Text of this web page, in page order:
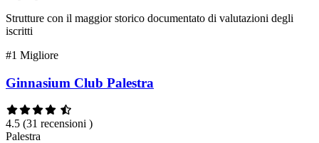
Strutture con il maggior storico documentato di valutazioni degli
iscritti
#1 Migliore
Ginnasium Club Palestra
4.5 (31 recensioni )
Palestra